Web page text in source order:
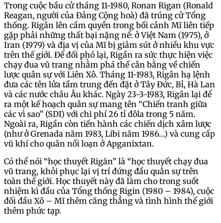
Trong cuộc bầu cử tháng 11-1980, Ronan Rigan (Ronald
Reagan, người của Đảng Cộng hoà) đã trúng cử Tổng
thống. Rigân lên cầm quyền trong bối cảnh Mĩ liên tiếp
gặp phải những thất bại nặng nề: ở Việt Nam (1975), ở
Iran (1979) và địa vị của Mĩ bị giảm sút ở nhiều khu vực
trên thế giới. Để đối phó lại, Rigần ra sức thực hiện việc
chạy đua vũ trang nhằm phá thế cân bằng về chiến
lược quân sự với Liên Xô. Tháng 11-1983, Rigân hạ lệnh
đưa các tên lửa tầm trung đến đặt ở Tây Đức, Bỉ, Hà Lan
và các nước châu Âu khác. Ngày 23-3-1983, Rigân lại để
ra một kế hoạch quân sự mang tên “Chiến tranh giữa
các vì sao” (SDI) với chi phí 26 tỉ đôla trong 5 năm.
Ngoài ra, Rigần còn tiến hành các chiến dịch xâm lược
(như ở Grenada năm 1983, Libi năm 1986…) và cung cấp
vũ khí cho quân nổi loạn ở Apganixtan.
Có thể nói “học thuyết Rigān” là “học thuyết chạy đua
vũ trang, khỏi phục lại vị trí đứng đầu quân sự trên
toàn thế giới. Học thuyết này đã làm cho trong suốt
nhiệm kì đầu của Tổng thống Rigin (1980 – 1984), cuộc
đối đầu Xô – Mĩ thêm căng thẳng và tình hình thế giới
thêm phức tạp.